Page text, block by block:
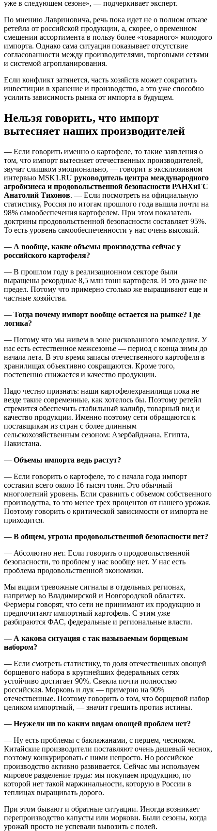
уже в следующем сезоне», — подчеркивает эксперт.
По мнению Лавриновича, речь пока идет не о полном отказе
ретейла от российской продукции, а, скорее, о временном
смещении ассортимента в пользу более «товарного» молодого
импорта. Однако сама ситуация показывает отсутствие
согласованности между производителями, торговыми сетями
и системой агропланирования.
Если конфликт затянется, часть хозяйств может сократить
инвестиции в хранение и производство, а это уже способно
усилить зависимость рынка от импорта в будущем.
Нельзя говорить, что импорт
вытесняет наших производителей
— Если говорить именно о картофеле, то такие заявления о
том, что импорт вытесняет отечественных производителей,
звучат слишком эмоционально, — говорит в эксклюзивном
интервью MSK1.RU руководитель центра международного
агробизнеса и продовольственной безопасности РАНХиГС
Анатолий Тихонов. — Если посмотреть на официальную
статистику, Россия по итогам прошлого года вышла почти на
98% самообеспечения картофелем. При этом показатель
доктрины продовольственной безопасности составляет 95%.
То есть уровень самообеспеченности у нас очень высокий.
— А вообще, какие объемы производства сейчас у
российского картофеля?
— В прошлом году в реализационном секторе были
выращены рекордные 8,5 млн тонн картофеля. И это даже не
предел. Потому что примерно столько же выращивают еще и
частные хозяйства.
— Тогда почему импорт вообще остается на рынке? Где
логика?
— Потому что мы живем в зоне рискованного земледелия. У
нас есть естественное межсезонье — период с конца зимы до
начала лета. В это время запасы отечественного картофеля в
хранилищах объективно сокращаются. Кроме того,
постепенно снижается и качество продукции.
Надо честно признать: наши картофелехранилища пока не
везде такие современные, как хотелось бы. Поэтому ретейл
стремится обеспечить стабильный калибр, товарный вид и
качество продукции. Именно поэтому сети обращаются к
поставщикам из стран с более длинным
сельскохозяйственным сезоном: Азербайджана, Египта,
Пакистана.
— Объемы импорта ведь растут?
— Если говорить о картофеле, то с начала года импорт
составил всего около 16 тысяч тонн. Это обычный
многолетний уровень. Если сравнить с объемом собственного
производства, то это менее трех процентов от нашего урожая.
Поэтому говорить о критической зависимости от импорта не
приходится.
— В общем, угрозы продовольственной безопасности нет?
— Абсолютно нет. Если говорить о продовольственной
безопасности, то проблем у нас вообще нет. У нас есть
проблема продовольственной экономики.
Мы видим тревожные сигналы в отдельных регионах,
например во Владимирской и Новгородской областях.
Фермеры говорят, что сети не принимают их продукцию и
предпочитают импортный картофель. С этим уже
разбираются ФАС, федеральные и региональные власти.
— А какова ситуация с так называемым борщевым
набором?
— Если смотреть статистику, то доля отечественных овощей
борщевого набора в крупнейших федеральных сетях
устойчиво достигает 90%. Свекла почти полностью
российская. Морковь и лук — примерно на 90%
отечественные. Поэтому говорить о том, что борщевой набор
целиком импортный, — значит грешить против истины.
— Неужели ни по каким видам овощей проблем нет?
— Ну есть проблемы с баклажанами, с перцем, чесноком.
Китайские производители поставляют очень дешевый чеснок,
поэтому конкурировать с ними непросто. Но российское
производство активно развивается. Сейчас мы используем
мировое разделение труда: мы покупаем продукцию, по
которой нет такой маржинальности, которую в России в
теплицах выращивать дорого.
При этом бывают и обратные ситуации. Иногда возникает
перепроизводство капусты или моркови. Были сезоны, когда
урожай просто не успевали вывозить с полей.